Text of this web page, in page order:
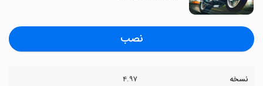
نصب
نسخه ۴.۹۷